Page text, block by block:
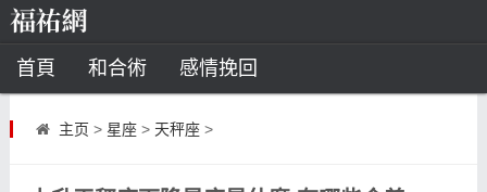
首頁 和合術 感情挽回
道教法事
主页 > 星座> 天秤座>